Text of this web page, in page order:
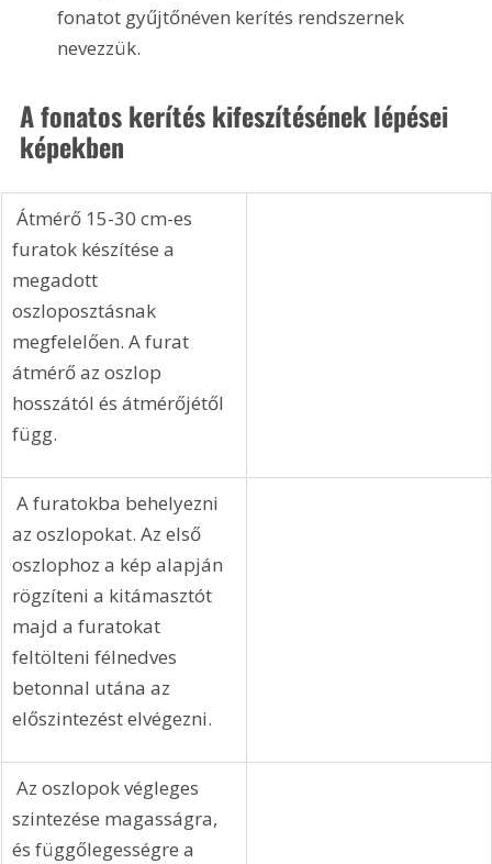
fonatot gyűjtőnéven kerítés rendszernek
nevezzük.
A fonatos kerítés kifeszítésének lépései
képekben
Átmérő 15-30 cm-es
furatok készítése a
megadott
oszloposztásnak
megfelelően. A furat
átmérő az oszlop
hosszától és átmérőjétől
függ.
A furatokba behelyezni
az oszlopokat. Az első
oszlophoz a kép alapján
rögzíteni a kitámasztót
majd a furatokat
feltölteni félnedves
betonnal utána az
előszintezést elvégezni.
Az oszlopok végleges
szintezése magasságra,
és függőlegességre a